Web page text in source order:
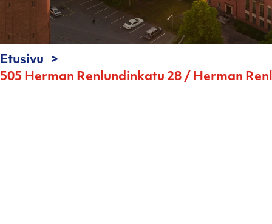
Etusivu
505 Herman Renlundinkatu 28 / Herman